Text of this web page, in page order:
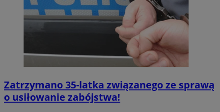
Zatrzymano 35-latka związanego ze sprawą
o usiłowanie zabójstwa!